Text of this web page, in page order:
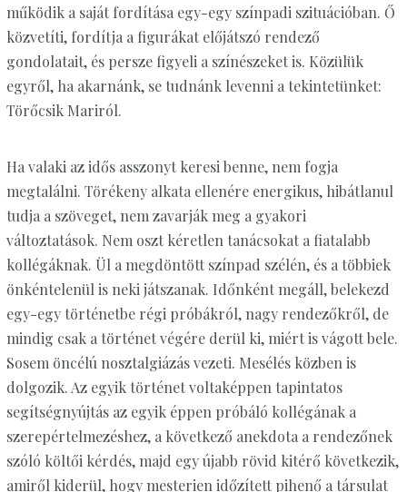
működik a saját fordítása egy-egy színpadi szituációban. Ő
közvetíti, fordítja a figurákat előjátszó rendező
gondolatait, és persze figyeli a színészeket is. Közülük
egyről, ha akarnánk, se tudnánk levenni a tekintetünket:
Törőcsik Mariról.
Ha valaki az idős asszonyt keresi benne, nem fogja
megtalálni. Törékeny alkata ellenére energikus, hibátlanul
tudja a szöveget, nem zavarják meg a gyakori
változtatások. Nem oszt kéretlen tanácsokat a fiatalabb
kollégáknak. Ül a megdöntött színpad szélén, és a többiek
önkéntelenül is neki játszanak. Időnként megáll, belekezd
egy-egy történetbe régi próbákról, nagy rendezőkről, de
mindig csak a történet végére derül ki, miért is vágott bele.
Sosem öncélú nosztalgiázás vezeti. Mesélés közben is
dolgozik. Az egyik történet voltaképpen tapintatos
segítségnyújtás az egyik éppen próbáló kollégának a
szerepértelmezéshez, a következő anekdota a rendezőnek
szóló költői kérdés, majd egy újabb rövid kitérő következik,
amiről kiderül, hogy mesterien időzített pihenő a társulat